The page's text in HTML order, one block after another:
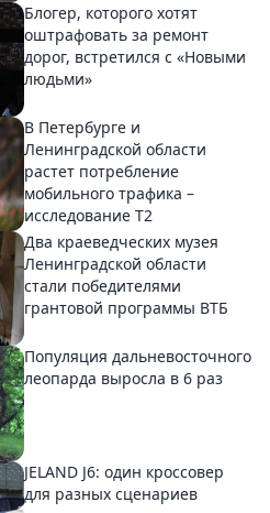
Блогер, которого хотят
оштрафовать за ремонт
дорог, встретился с «Новыми
людьми»
В Петербурге и
Ленинградской области
растет потребление
мобильного трафика –
исследование T2
Два краеведческих музея
Ленинградской области
стали победителями
грантовой программы ВТБ
Популяция дальневосточного
леопарда выросла в 6 раз
JELAND J6: один кроссовер
для разных сценариев